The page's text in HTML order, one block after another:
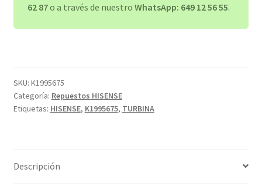
62 87o a través de nuestro WhatsApp: 649 12 56 55.
SKU: K1995675
Categoría: Repuestos HISENSE
Etiquetas: HISENSE, K1995675, TURBINA
Descripción